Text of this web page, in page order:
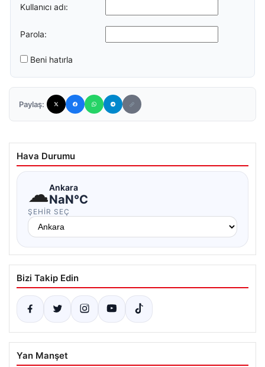
Kullanıcı adı:
Parola:
Beni hatırla
Paylaş:
Hava Durumu
☁Ankara
NaN°C
ŞEHIR SEÇ
Bizi Takip Edin
Yan Manşet